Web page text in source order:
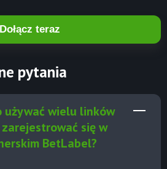
Dołącz teraz
pytania
używać wielu linków
się w
BetLabel?